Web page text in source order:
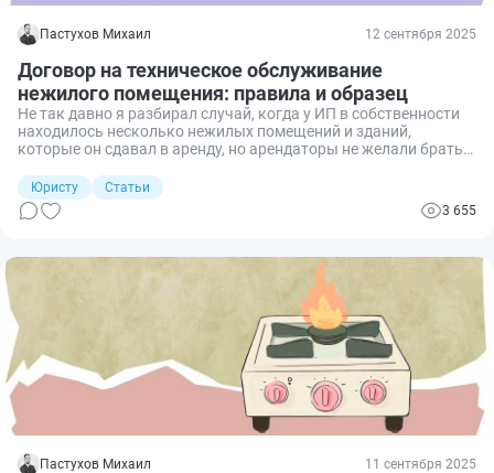
Пастухов Михаил 12 сентября 2025
Договор на техническое обслуживание
нежилого помещения: правила и образец
Не так давно я разбирал случай, когда у ИП в собственности
находилось несколько нежилых помещений и зданий,
которые он сдавал в аренду, но арендаторы не желали брать
решение обратиться к специализированным компаниям,
которые бы осуществляли ТО такой недвижимости. Но сразу
возник вопрос: как надлежащим образом оформить
правила при составлении договора на техническое
обслуживание нежилого помещения и образец такого
Юристу
Статьи
3 655
Пастухов Михаил 11 сентября 2025